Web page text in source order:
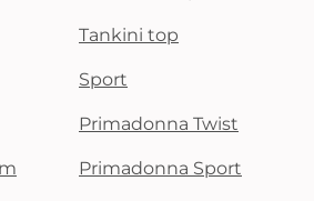
Tankini top
Sport
Primadonna Twist
Primadonna Sport